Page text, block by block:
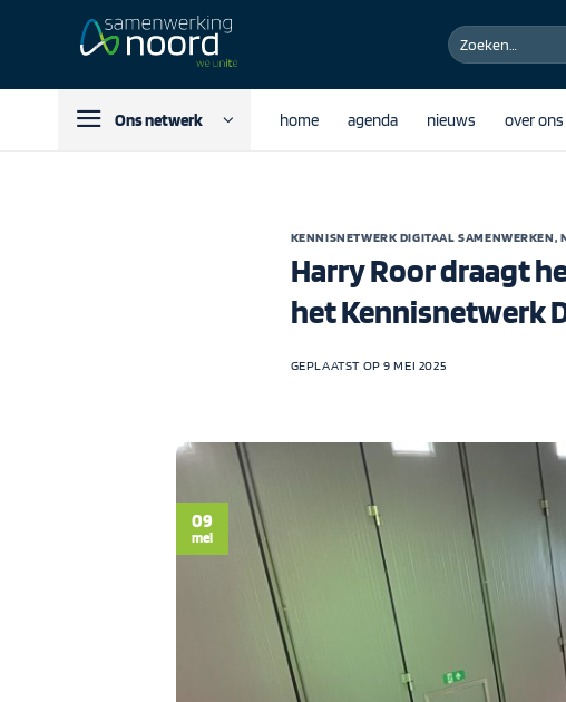
Zoeken
naar:
Ons netwerk home agenda nieuws over ons
KENNISNETWERK DIGITAAL SAMENWERKEN,
Harry Roor draagt
het Kennisnetwerk
GEPLAATST OP9 MEI 2025
09
mei